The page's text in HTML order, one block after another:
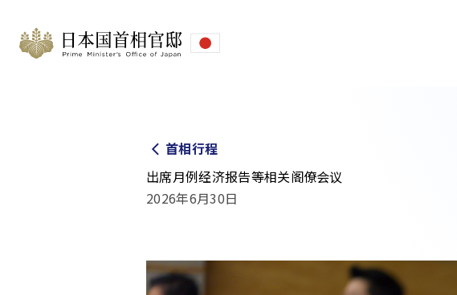
首相行程
出席月例经济报告等相关阁僚会议
2026年6月30日